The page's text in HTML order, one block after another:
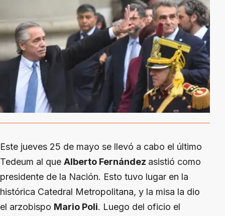
Este jueves 25 de mayo se llevó a cabo el último
Tedeum al que Alberto Fernández asistió como
presidente de la Nación. Esto tuvo lugar en la
histórica Catedral Metropolitana, y la misa la dio
el arzobispo Mario Poli. Luego del oficio el